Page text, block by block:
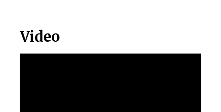
Video